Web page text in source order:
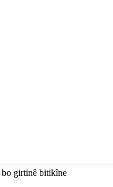
girtinê bitikîne